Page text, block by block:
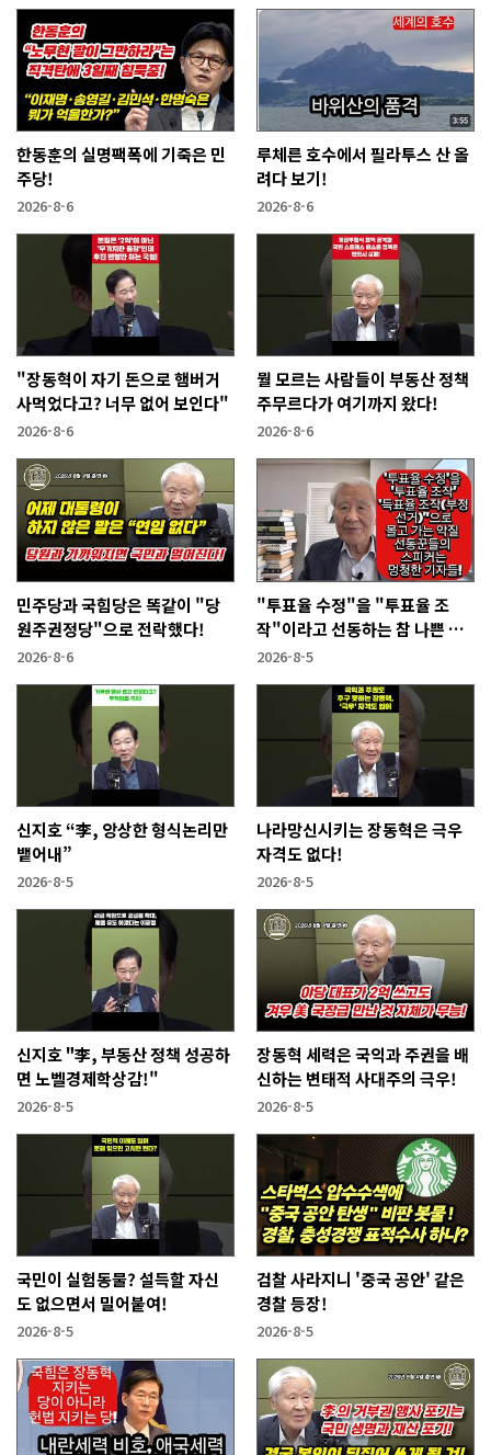
한동훈의 실명팩폭에 기죽은 민
주당!
2026-8-6
루체른 호수에서 필라투스 산 올
려다 보기!
2026-8-6
"장동혁이 자기 돈으로 햄버거
사먹었다고? 너무 없어 보인다"
2026-8-6
뭘 모르는 사람들이 부동산 정책
주무르다가 여기까지 왔다!
2026-8-6
민주당과 국힘당은 똑같이 "당
원주권정당"으로 전락했다!
2026-8-6
"투표율 수정"을 "투표율 조
작"이라고 선동하는 참 나쁜 사
람들!
2026-8-5
신지호 “李, 앙상한 형식논리만
뱉어내”
2026-8-5
나라망신시키는 장동혁은 극우
자격도 없다!
2026-8-5
신지호 "李, 부동산 정책 성공하
면 노벨경제학상감!"
2026-8-5
장동혁 세력은 국익과 주권을 배
신하는 변태적 사대주의 극우!
2026-8-5
국민이 실험동물? 설득할 자신
도 없으면서 밀어붙여!
2026-8-5
검찰 사라지니 '중국 공안' 같은
경찰 등장!
2026-8-5